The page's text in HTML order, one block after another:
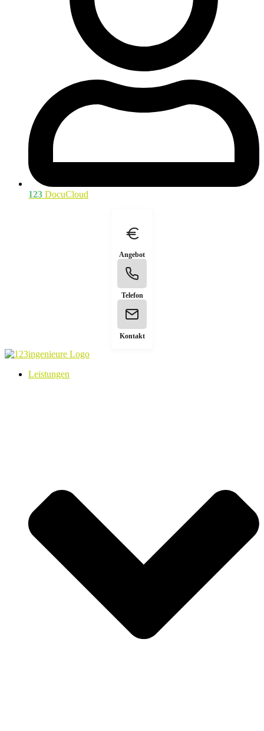
123 DocuCloud
Angebot
Telefon
Kontakt
Leistungen